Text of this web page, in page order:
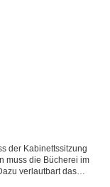
der Kabinettssitzung
muss die Bücherei im
verlautbart das